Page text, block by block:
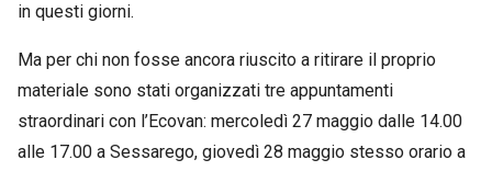
in questi giorni.
Ma per chi non fosse ancora riuscito a ritirare il proprio
materiale sono stati organizzati tre appuntamenti
straordinari con l’Ecovan: mercoledì 27 maggio dalle 14.00
alle 17.00 a Sessarego, giovedì 28 maggio stesso orario a